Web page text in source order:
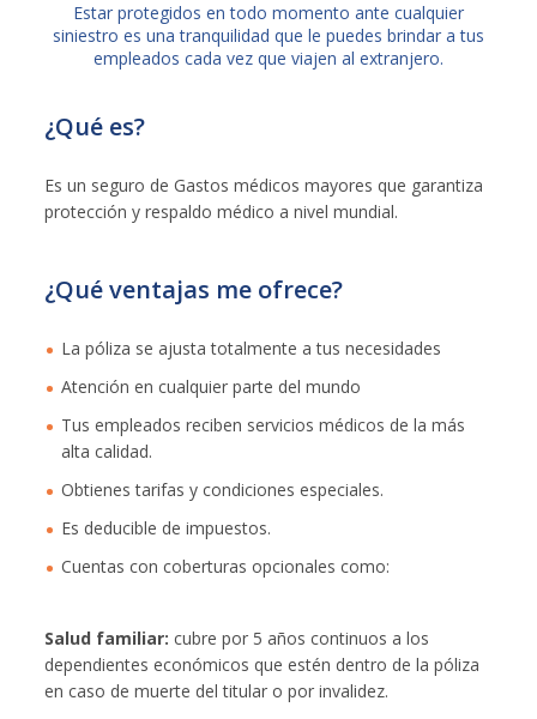
​Estar protegidos en todo momento ante cualquier
siniestro es una tranquilidad que le puedes brindar a tus
empleados cada vez que viajen al extranjero.
¿Qué es?
Es un seguro de Gastos médicos mayores que garantiza
protección y respaldo médico a nivel mundial.
¿Qué ventajas me ofrece?
La póliza se ajusta totalmente a tus necesidades
Atención en cualquier parte del mundo
Tus empleados reciben servicios médicos de la más
alta calidad.
Obtienes tarifas y condiciones especiales.
Es deducible de impuestos.
Cuentas con coberturas opcionales como:
Salud familiar: cubre por 5 años continuos a los
dependientes económicos que estén dentro de la póliza
en caso de muerte del titular o por invalidez.